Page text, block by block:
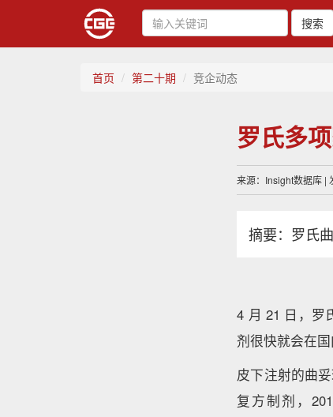
搜索
首页 第二十期 竞企动态
罗氏多
来源：Insight数据库 |
摘要：罗氏
4 月 21 日，罗
剂很快就会在国
皮下注射的曲
复方制剂，